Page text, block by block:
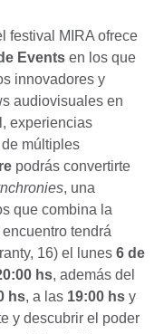
festival MIRA ofrece
Events en los que
innovadores y
audiovisuales en
experiencias
múltiples
podrás convertirte
, una
que combina la
tendrá
16) el lunes 6 de
hs, además del
hs, a las 19:00 hs y
y descubrir el poder